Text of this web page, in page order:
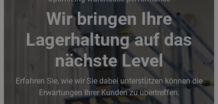
Wir bringen Ihre
Lagerhaltung auf das
nächste Level
Erfahren Sie, wie wir Sie dabei unterstützen können die
Erwartungen Ihrer Kunden zu übertreffen.